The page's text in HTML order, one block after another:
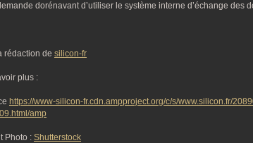
dorénavant d’utiliser le système interne d’échange des
rédaction de silicon-fr
plus :
https://www-silicon-fr.cdn.ampproject.org/c/s/www.silicon.fr/
amp
Photo : Shutterstock